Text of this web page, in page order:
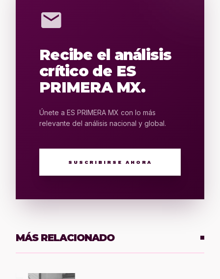
mail
Recibe el análisis
crítico de ES
PRIMERA MX.
Únete a ES PRIMERA MX con lo más
relevante del análisis nacional y global.
SUSCRIBIRSE AHORA
MÁS RELACIONADO